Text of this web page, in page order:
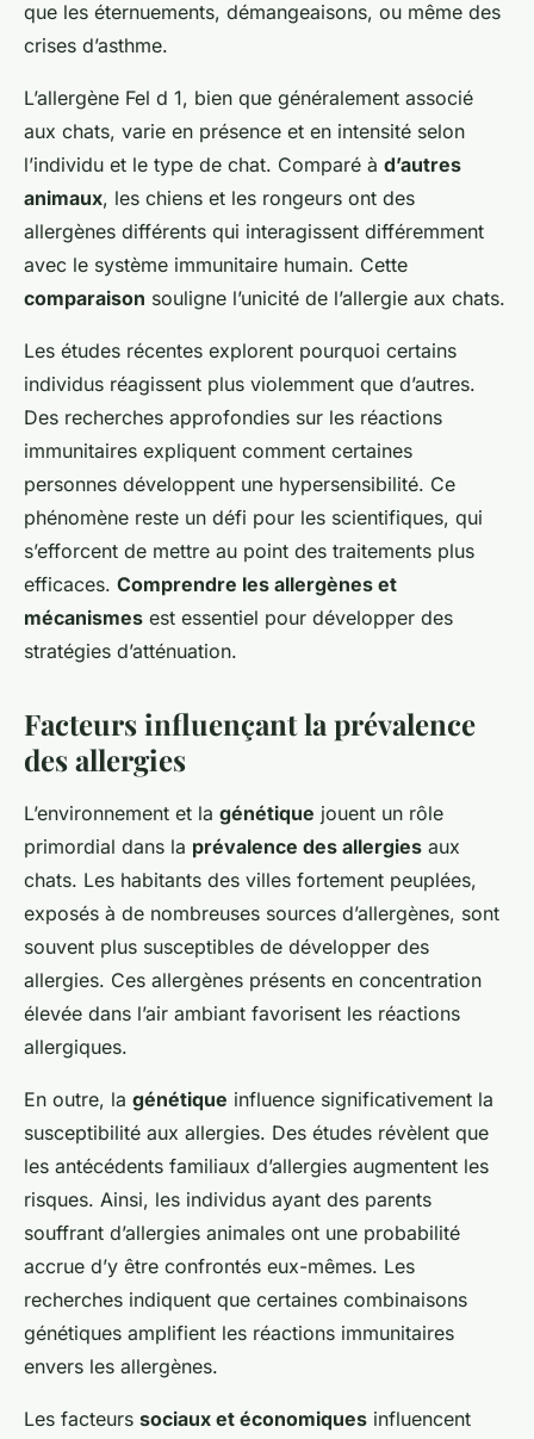
que les éternuements, démangeaisons, ou même des
crises d’asthme.
L’allergène Fel d 1, bien que généralement associé
aux chats, varie en présence et en intensité selon
l’individu et le type de chat. Comparé à d’autres
animaux, les chiens et les rongeurs ont des
allergènes différents qui interagissent différemment
avec le système immunitaire humain. Cette
comparaison souligne l’unicité de l’allergie aux chats.
Les études récentes explorent pourquoi certains
individus réagissent plus violemment que d’autres.
Des recherches approfondies sur les réactions
immunitaires expliquent comment certaines
personnes développent une hypersensibilité. Ce
phénomène reste un défi pour les scientifiques, qui
s’efforcent de mettre au point des traitements plus
efficaces. Comprendre les allergènes et
mécanismes est essentiel pour développer des
stratégies d’atténuation.
Facteurs influençant la prévalence
des allergies
L’environnement et la génétique jouent un rôle
primordial dans la prévalence des allergies aux
chats. Les habitants des villes fortement peuplées,
exposés à de nombreuses sources d’allergènes, sont
souvent plus susceptibles de développer des
allergies. Ces allergènes présents en concentration
élevée dans l’air ambiant favorisent les réactions
allergiques.
En outre, la génétique influence significativement la
susceptibilité aux allergies. Des études révèlent que
les antécédents familiaux d’allergies augmentent les
risques. Ainsi, les individus ayant des parents
souffrant d’allergies animales ont une probabilité
accrue d’y être confrontés eux-mêmes. Les
recherches indiquent que certaines combinaisons
génétiques amplifient les réactions immunitaires
envers les allergènes.
Les facteurs sociaux et économiques influencent